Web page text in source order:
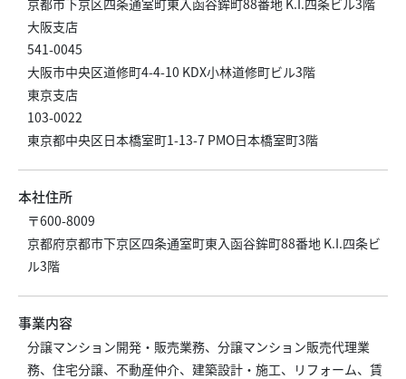
京都市下京区四条通室町東入函谷鉾町88番地 K.I.四条ビル3階
大阪支店
541-0045
大阪市中央区道修町4-4-10 KDX小林道修町ビル3階
東京支店
103-0022
東京都中央区日本橋室町1-13-7 PMO日本橋室町3階
本社住所
〒600-8009
京都府京都市下京区四条通室町東入函谷鉾町88番地 K.I.四条ビ
ル3階
事業内容
分譲マンション開発・販売業務、分譲マンション販売代理業
務、住宅分譲、不動産仲介、建築設計・施工、リフォーム、賃